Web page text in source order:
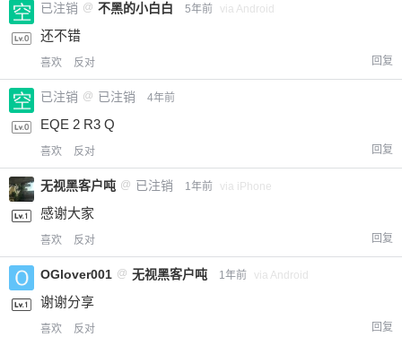
已注销 @ 不黑的小白白 5年前 via Android
还不错
喜欢 反对 回复
已注销 @ 已注销 4年前
EQE 2 R3 Q
喜欢 反对 回复
无视黑客户吨 @ 已注销 1年前 via iPhone
感谢大家
喜欢 反对 回复
OGlover001 @ 无视黑客户吨 1年前 via Android
谢谢分享
喜欢 反对 回复